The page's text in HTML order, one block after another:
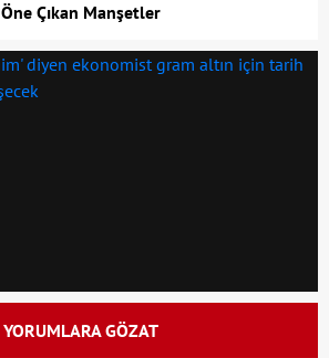
Öne Çıkan Manşetler
YORUMLARA GÖZAT